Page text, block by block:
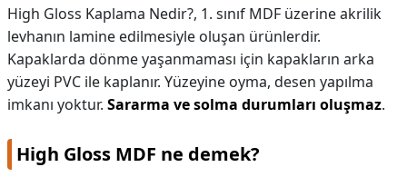
High Gloss Kaplama Nedir?, 1. sınıf MDF üzerine akrilik
levhanın lamine edilmesiyle oluşan ürünlerdir.
Kapaklarda dönme yaşanmaması için kapakların arka
yüzeyi PVC ile kaplanır. Yüzeyine oyma, desen yapılma
imkanı yoktur. Sararma ve solma durumları oluşmaz.
High Gloss MDF ne demek?